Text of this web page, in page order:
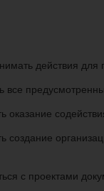
действия
все
оказание
создание
с проектами